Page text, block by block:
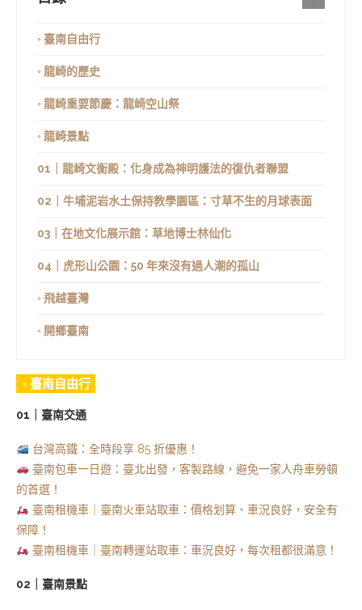
◦ 臺南自由行
◦ 龍崎的歷史
◦ 龍崎重要節慶：龍崎空山祭
◦ 龍崎景點
01｜龍崎文衡殿：化身成為神明護法的復仇者聯盟
02｜牛埔泥岩水土保持教學園區：寸草不生的月球表面
03｜在地文化展示館：草地博士林仙化
04｜虎形山公園：50 年來沒有過人潮的孤山
◦ 飛越臺灣
◦ 開鄉臺南
◦ 臺南自由行
01｜臺南交通
台灣高鐵：全時段享 85 折優惠！
臺南包車一日遊：臺北出發，客製路線，避免一家人舟車勞頓
的首選！
臺南租機車｜臺南火車站取車：價格划算、車況良好，安全有
保障！
臺南租機車｜臺南轉運站取車：車況良好，每次租都很滿意！
02｜臺南景點